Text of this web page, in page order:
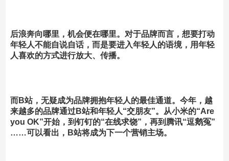
后浪奔向哪里，机会便在哪里。 对于品牌而言，想要打动
年轻人不能自说自话，而是要进入年轻人的语境，用年轻
人喜欢的方式进行放大、传播。
而B站，无疑成为品牌拥抱年轻人的最佳通道。 今年，越
来越多的品牌通过B站和年轻人“交朋友”。从小米的“Are
you OK”开始，到钉钉的“在线求饶”，再到腾讯“逗鹅冤”
……可以看出，B站将成为下一个营销主场。